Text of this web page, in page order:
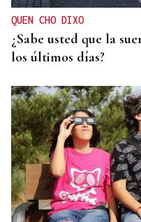
QUEN CHO DIXO
¿Sabe usted que la
los últimos días?